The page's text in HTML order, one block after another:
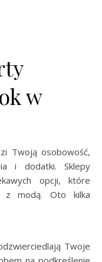
w
Twoją osobowość,
i dodatki. Sklepy
opcji, które
z modą. Oto kilka
Twoje